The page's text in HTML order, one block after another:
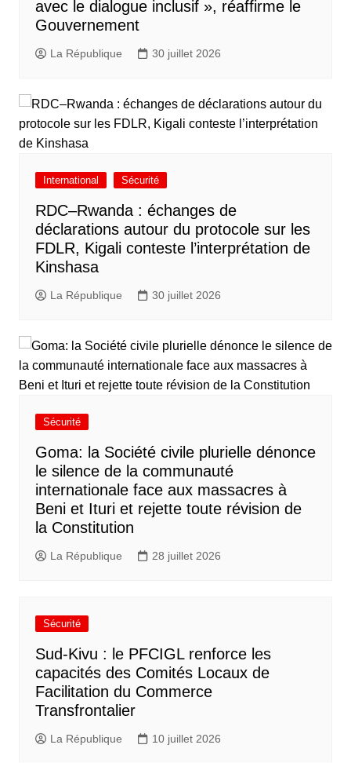
avec le dialogue inclusif », réaffirme le
Gouvernement
La République 30 juillet 2026
International Sécurité
RDC–Rwanda : échanges de
déclarations autour du protocole sur les
FDLR, Kigali conteste l’interprétation de
Kinshasa
La République 30 juillet 2026
Sécurité
Goma: la Société civile plurielle dénonce
le silence de la communauté
internationale face aux massacres à
Beni et Ituri et rejette toute révision de
la Constitution
La République 28 juillet 2026
Sécurité
Sud-Kivu : le PFCIGL renforce les
capacités des Comités Locaux de
Facilitation du Commerce
Transfrontalier
La République 10 juillet 2026